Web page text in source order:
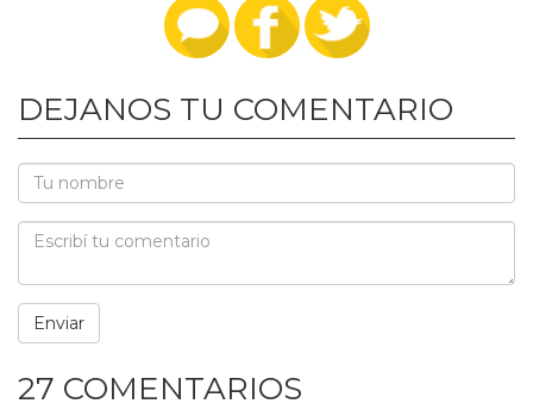
DEJANOS TU COMENTARIO
27 COMENTARIOS